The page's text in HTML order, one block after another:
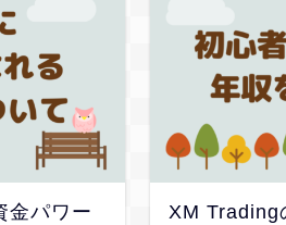
金パワー
XM Trading